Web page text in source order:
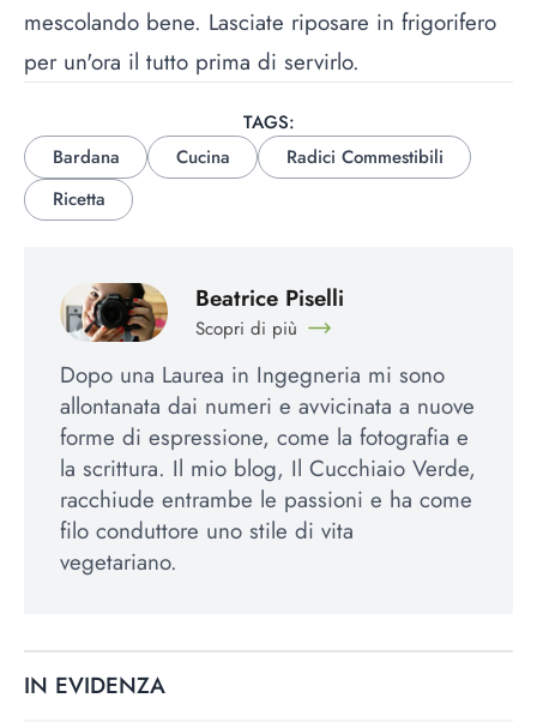
mescolando bene. Lasciate riposare in frigorifero
per un'ora il tutto prima di servirlo.
TAGS:
Bardana
Cucina
Radici Commestibili
Ricetta
Beatrice Piselli
Scopri di più
Dopo una Laurea in Ingegneria mi sono
allontanata dai numeri e avvicinata a nuove
forme di espressione, come la fotografia e
la scrittura. Il mio blog, Il Cucchiaio Verde,
racchiude entrambe le passioni e ha come
filo conduttore uno stile di vita
vegetariano.
IN EVIDENZA